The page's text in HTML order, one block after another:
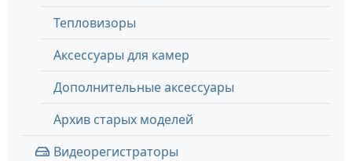
Тепловизоры
Аксессуары для камер
Дополнительные аксессуары
Архив старых моделей
Видеорегистраторы